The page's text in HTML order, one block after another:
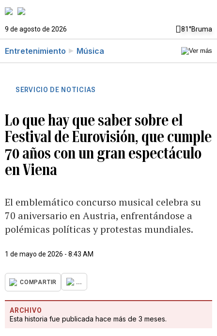
9 de agosto de 2026 81°Bruma
Entretenimiento Música
SERVICIO DE NOTICIAS
Lo que hay que saber sobre el
Festival de Eurovisión, que cumple
70 años con un gran espectáculo
en Viena
El emblemático concurso musical celebra su
70 aniversario en Austria, enfrentándose a
polémicas políticas y protestas mundiales.
1 de mayo de 2026 - 8:43 AM
COMPARTIR ...
ARCHIVO
Esta historia fue publicada hace más de 3 meses.